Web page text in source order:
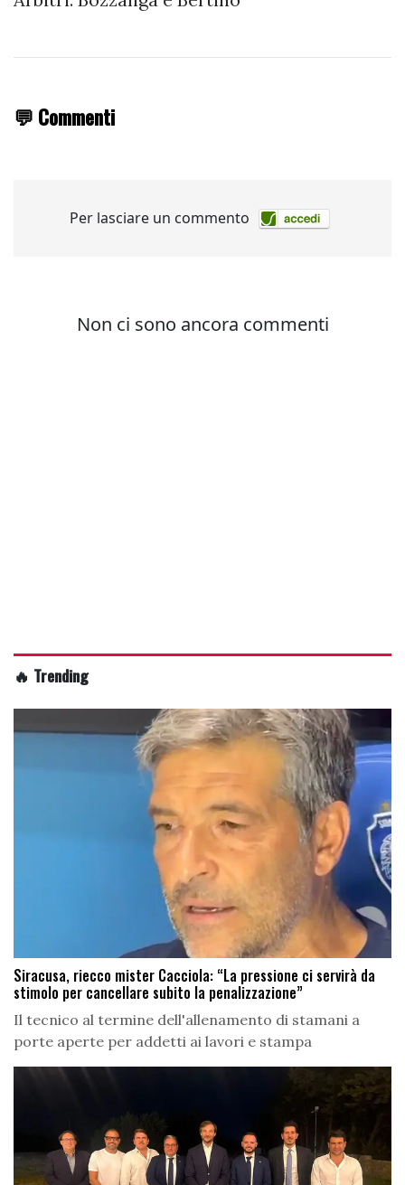
💬 Commenti
🔥 Trending
Siracusa, riecco mister Cacciola: “La pressione ci servirà da
stimolo per cancellare subito la penalizzazione”
Il tecnico al termine dell'allenamento di stamani a
porte aperte per addetti ai lavori e stampa